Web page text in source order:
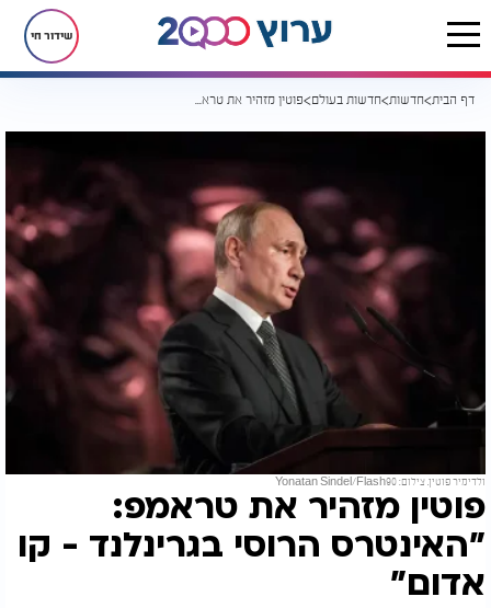
שידור חי
דף הבית חדשות חדשות בעולם פוטין מזהיר את טראמפ: "האינטרס הרוסי בגרינלנד - קו אדום"
ולדימיר פוטין. צילום: Yonatan Sindel/Flash90
פוטין מזהיר את טראמפ:
"האינטרס הרוסי בגרינלנד - קו
אדום"